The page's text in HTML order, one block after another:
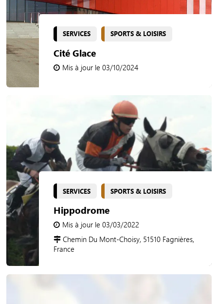
SERVICES SPORTS & LOISIRS
Cité Glace
Mis à jour le 03/10/2024
SERVICES SPORTS & LOISIRS
Hippodrome
Mis à jour le 03/03/2022
Chemin Du Mont-Choisy, 51510 Fagnières,
France